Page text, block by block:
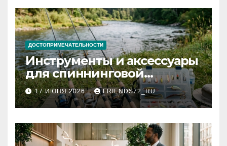
ДОСТОПРИМЕЧАТЕЛЬНОСТИ
Инструменты и аксессуары
для спиннинговой
рыбалки: назначение и
типы
17 ИЮНЯ 2026 FRIENDS72_RU